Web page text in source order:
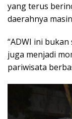
yang terus
daerahnya
“ADWI ini
juga menjadi
pariwisata